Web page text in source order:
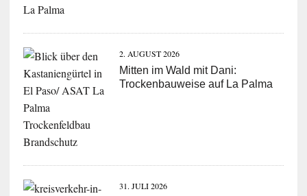
2. AUGUST 2026
Mitten im Wald mit Dani:
Trockenbauweise auf La Palma
31. JULI 2026